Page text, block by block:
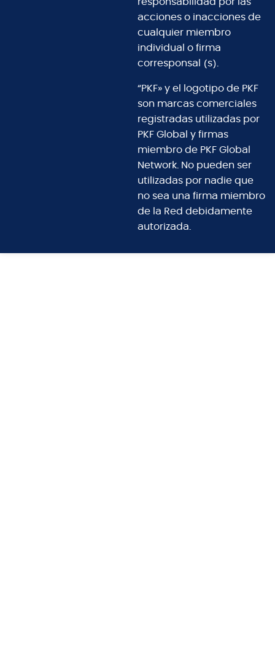
acciones o inacciones de
cualquier miembro
individual o firma
corresponsal (s).
“PKF» y el logotipo de PKF
son marcas comerciales
registradas utilizadas por
PKF Global y firmas
miembro de PKF Global
Network. No pueden ser
utilizadas por nadie que
no sea una firma miembro
de la Red debidamente
autorizada.